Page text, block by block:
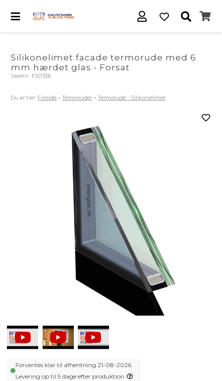
Silikonelimet facade termorude med 6
mm hærdet glas - Forsat
Varenr.: E101356
Du er her: Forside »Termoruder »Termorude - Silikonelimet
Forventes klar til afhentning 21-08-2026
Levering op til 9 dage efter produktion